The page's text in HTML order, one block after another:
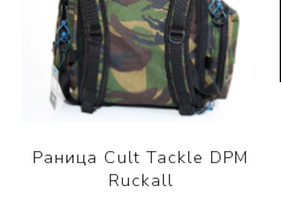
Раница Cult Tackle DPM
Ruckall